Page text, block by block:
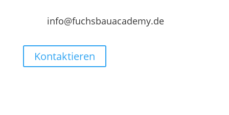
info@fuchsbauacademy.de
Kontaktieren